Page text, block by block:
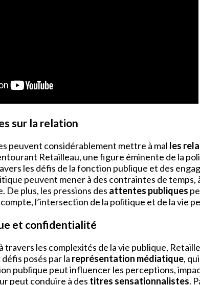
sur la relation
peuvent considérablement mettre à mal les
Retailleau, une figure éminente de la
les défis de la fonction publique et des
peuvent mener à des contraintes de
De plus, les pressions des attentes publiques
l’intersection de la politique et de la vie
et confidentialité
travers les complexités de la vie publique,
posés par la représentation médiatique,
publique peut influencer les perceptions,
peut conduire à des titres sensationnalistes.